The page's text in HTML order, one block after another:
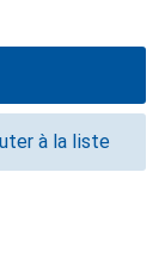
à la liste